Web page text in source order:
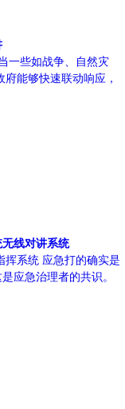
一些如战争、自然灾
能够快速联动响应，
线对讲系统
挥系统 应急打的确实是
应急治理者的共识。